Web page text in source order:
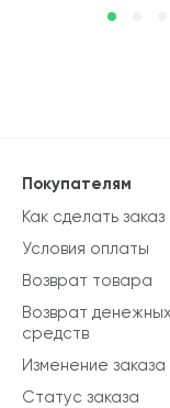
Покупателям
Как сделать заказ
Условия оплаты
Возврат товара
Возврат денежных
средств
Изменение заказа
Статус заказа